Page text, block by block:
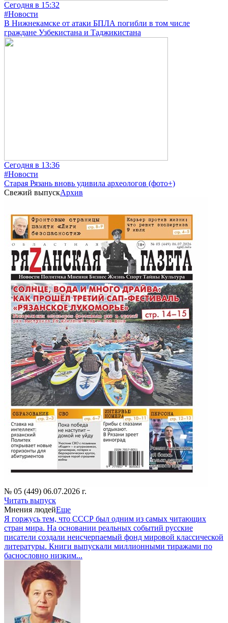
Сегодня в 15:32
#Новости
В Нижнекамске от атаки БПЛА погибли в том числе
граждане Узбекистана и Таджикистана
Сегодня в 13:36
#Новости
Старая Рязань вновь удивила археологов (фото+)
Свежий выпускАрхив
№ 05 (449) 06.07.2026 г.
Читать выпуск
Мнения людейЕще
Я горжусь тем, что СССР был одним из самых читающих
стран мира. На основании реальных событий русские
писатели создали неисчерпаемый фонд мировой классической
литературы. Книги выпускали миллионными тиражами по
баснословно низким...